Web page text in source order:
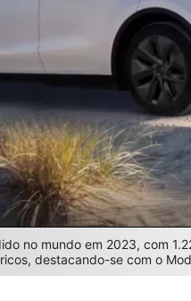
no mundo em 2023, com
destacando-se com o